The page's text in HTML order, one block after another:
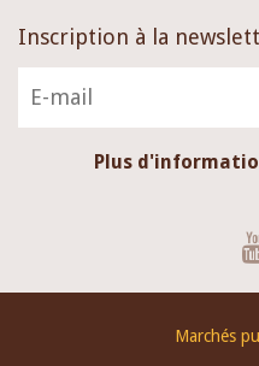
Inscription à la
Plus
Marchés